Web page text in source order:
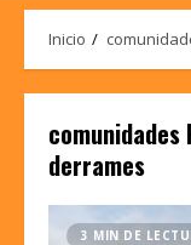
Inicio
derrames
3 MIN DE